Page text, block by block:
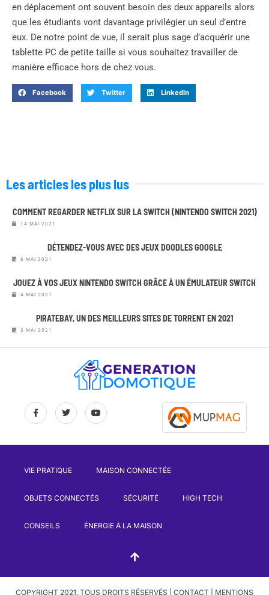
en déplacement ont souvent besoin des deux appareils alors
que les étudiants vont davantage privilégier un seul d’entre
eux. De notre point de vue, il serait plus sage d’acquérir une
tablette PC de petite taille si vous souhaitez travailler de
manière efficace hors de chez vous.
Facebook Twitter LinkedIn
Les articles les plus lus
COMMENT REGARDER NETFLIX SUR LA SWITCH (NINTENDO SWITCH 2021)
14 MAI 2021
DÉTENDEZ-VOUS AVEC DES JEUX DOODLES GOOGLE
6 MAI 2021
JOUEZ À VOS JEUX NINTENDO SWITCH GRÂCE À UN ÉMULATEUR SWITCH
4 MAI 2021
PIRATEBAY, UN DES MEILLEURS SITES DE TORRENT EN 2021
3 MAI 2021
VIE PRATIQUE MAISON CONNECTÉE
OBJETS CONNECTÉS SÉCURITÉ HIGH TECH
CONSEILS ÉNERGIE À LA MAISON
COPYRIGHT 2021. TOUS DROITS RÉSERVÉS | CONTACT MENTIONS